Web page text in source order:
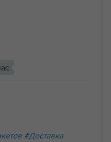
#Доставка